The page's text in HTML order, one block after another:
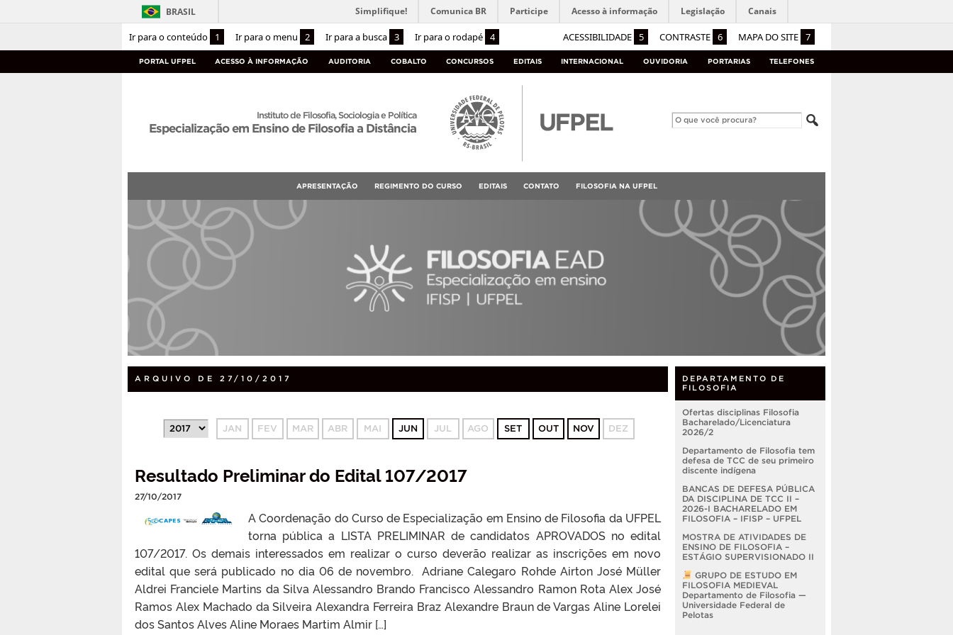
Ir para o conteúdo 1 Ir para o menu 2 Ir para a busca 3 Ir para o rodapé 4 ACESSIBILIDADE 5 CONTRASTE 6 MAPA DO SITE 7
BRASIL Simplifique! Comunica BR Participe Acesso à informação Legislação Canais
PORTAL UFPEL ACESSO À INFORMAÇÃO AUDITORIA COBALTO CONCURSOS EDITAIS INTERNACIONAL OUVIDORIA PORTARIAS TELEFONES
Instituto de Filosofia, Sociologia e Política
Especialização em Ensino de Filosofia a Distância
APRESENTAÇÃO REGIMENTO DO CURSO EDITAIS CONTATO FILOSOFIA NA UFPEL
ARQUIVO DE 27/10/2017
JAN FEV MAR ABR MAI JUN JUL AGO SET OUT NOV DEZ
Resultado Preliminar do Edital 107/2017
27/10/2017
A Coordenação do Curso de Especialização em Ensino de Filosofia da UFPEL
torna pública a LISTA PRELIMINAR de candidatos APROVADOS no edital
107/2017. Os demais interessados em realizar o curso deverão realizar as inscrições em novo
edital que será publicado no dia 06 de novembro. Adriane Calegaro Rohde Airton José Müller
Aldrei Franciele Martins da Silva Alessandro Brando Francisco Alessandro Ramon Rota Alex José
Ramos Alex Machado da Silveira Alexandra Ferreira Braz Alexandre Braun de Vargas Aline Lorelei
dos Santos Alves Aline Moraes Martim Almir […]
DEPARTAMENTO DE
FILOSOFIA
Ofertas disciplinas Filosofia
Bacharelado/Licenciatura
2026/2
Departamento de Filosofia tem
defesa de TCC de seu primeiro
discente indígena
BANCAS DE DEFESA PÚBLICA
DA DISCIPLINA DE TCC II –
2026-I BACHARELADO EM
FILOSOFIA – IFISP – UFPEL
MOSTRA DE ATIVIDADES DE
ENSINO DE FILOSOFIA –
ESTÁGIO SUPERVISIONADO II
GRUPO DE ESTUDO EM
FILOSOFIA MEDIEVAL
Departamento de Filosofia —
Universidade Federal de
Pelotas